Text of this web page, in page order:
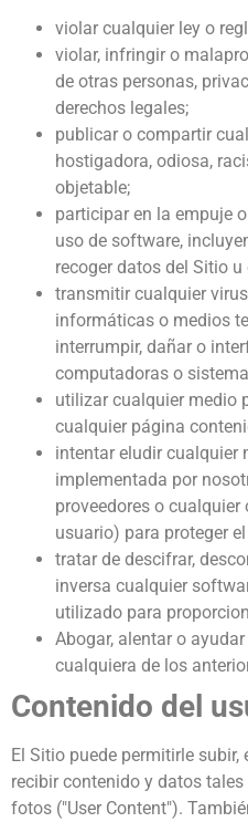
violar cualquier ley o
violar, infringir o
de otras personas,
derechos legales;
publicar o compartir
hostigadora, odiosa,
objetable;
participar en la empuje
uso de software,
recoger datos del Sitio
transmitir cualquier
informáticas o medios
interrumpir, dañar o
computadoras o
utilizar cualquier medio
cualquier página
intentar eludir cualquier
implementada por
proveedores o
usuario) para proteger
tratar de descifrar,
inversa cualquier
utilizado para
Abogar, alentar o
cualquiera de los
Contenido del
El Sitio puede permitirle subir,
recibir contenido y datos
fotos ("User Content").